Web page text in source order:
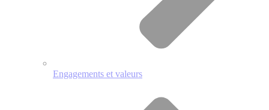
Engagements et valeurs